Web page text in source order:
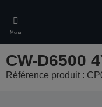
main
content
Menu
CW-D6500
Référence produit :